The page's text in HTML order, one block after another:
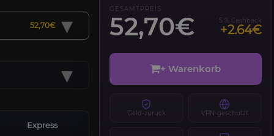
52,70€ ▾
▾
Express
GESAMTPREIS
52,70€ 5 % Cashback
+2.64€
+ Warenkorb
Geld-zurück VPN-geschützt